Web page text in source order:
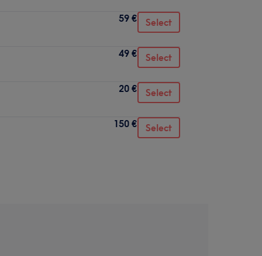
59 € Select
49 € Select
20 € Select
150 € Select